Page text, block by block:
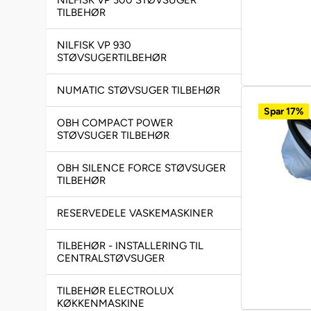
TILBEHØR
NILFISK VP 930
STØVSUGERTILBEHØR
NUMATIC STØVSUGER TILBEHØR
OBH COMPACT POWER
STØVSUGER TILBEHØR
OBH SILENCE FORCE STØVSUGER
TILBEHØR
RESERVEDELE VASKEMASKINER
TILBEHØR - INSTALLERING TIL
CENTRALSTØVSUGER
TILBEHØR ELECTROLUX
KØKKENMASKINE
Spar 17%